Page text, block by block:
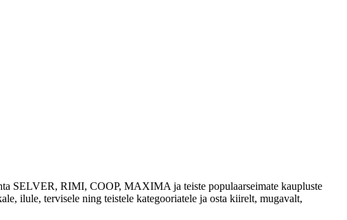
SELVER, RIMI, COOP, MAXIMA ja teiste populaarseimate kaupluste
ilule, tervisele ning teistele kategooriatele ja osta kiirelt, mugavalt,